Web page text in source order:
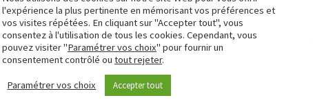
fcba.fr
cstb.fr
UFME(Union des Fabricants de
Menuiseries Extérieures)
FCBA Formations
CSTB
dans
l'expérience la plus pertinente en mémorisant vos préférences et
vos visites répétées. En cliquant sur "Accepter tout", vous
consentez à l'utilisation de tous les cookies. Cependant, vous
pouvez visiter "Paramétrer vos choix" pour fournir un
consentement contrôlé ou tout rejeter.
Paramétrer vos choix Accepter tout